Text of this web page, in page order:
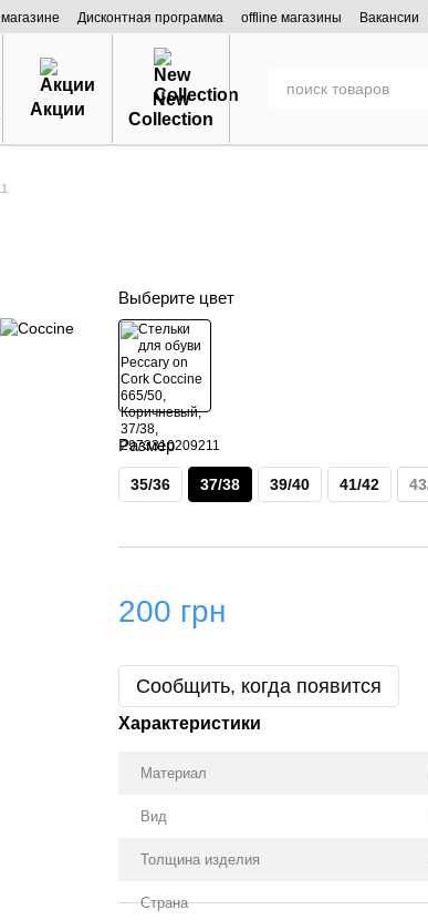
Дисконтная программа offline магазины
Вакансии
Акции
New
Collection
Выберите цвет
Размер
35/36 37/38 39/40 41/42
200 грн
Сообщить, когда появится
Характеристики
Материал
Вид
Толщина изделия
Страна